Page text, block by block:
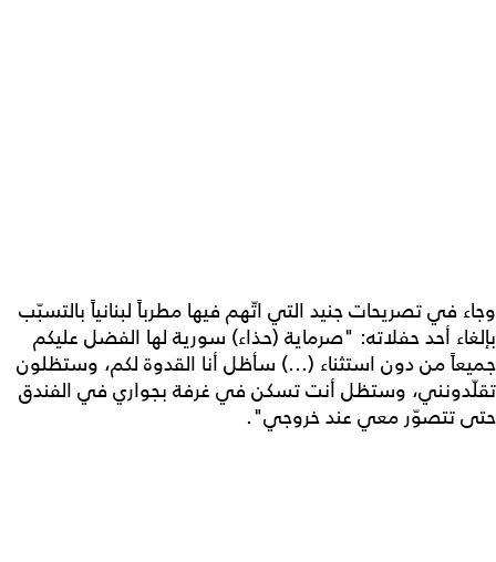
وجاء في تصريحات جنيد التي اتّهم فيها مطرباً لبنانياً بالتسبّب
بإلغاء أحد حفلاته: "صرماية (حذاء) سورية لها الفضل عليكم
جميعاً من دون استثناء (...) سأظل أنا القدوة لكم، وستظلون
تقلّدونني، وستظل أنت تسكن في غرفة بجواري في الفندق
حتى تتصوّر معي عند خروجي".